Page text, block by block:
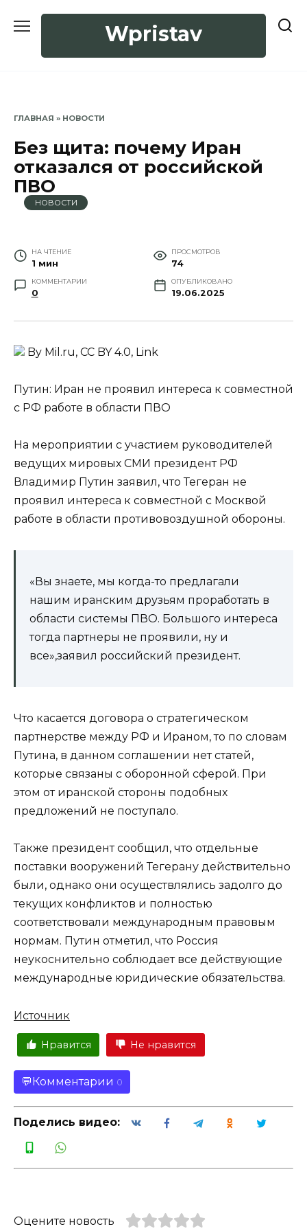
Wpristav
ГЛАВНАЯ » НОВОСТИ
Без щита: почему Иран
отказался от российской
ПВО
НОВОСТИ
НА ЧТЕНИЕ
1 мин
ПРОСМОТРОВ
74
КОММЕНТАРИИ
0
ОПУБЛИКОВАНО
19.06.2025
By Mil.ru, CC BY 4.0, Link
Путин: Иран не проявил интереса к совместной
с РФ работе в области ПВО
На мероприятии с участием руководителей
ведущих мировых СМИ президент РФ
Владимир Путин заявил, что Тегеран не
проявил интереса к совместной с Москвой
работе в области противовоздушной обороны.
«Вы знаете, мы когда-то предлагали
нашим иранским друзьям проработать в
области системы ПВО. Большого интереса
тогда партнеры не проявили, ну и
все»,заявил российский президент.
Что касается договора о стратегическом
партнерстве между РФ и Ираном, то по словам
Путина, в данном соглашении нет статей,
которые связаны с оборонной сферой. При
этом от иранской стороны подобных
предложений не поступало.
Также президент сообщил, что отдельные
поставки вооружений Тегерану действительно
были, однако они осуществлялись задолго до
текущих конфликтов и полностью
соответствовали международным правовым
нормам. Путин отметил, что Россия
неукоснительно соблюдает все действующие
международные юридические обязательства.
Источник
Нравится Не нравится
Комментарии 0
Поделись видео:
Оцените новость